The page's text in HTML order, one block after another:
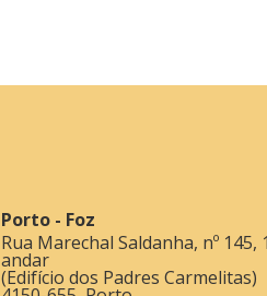
Porto - Foz
Rua Marechal Saldanha, nº 145,
andar
(Edifício dos Padres Carmelitas)